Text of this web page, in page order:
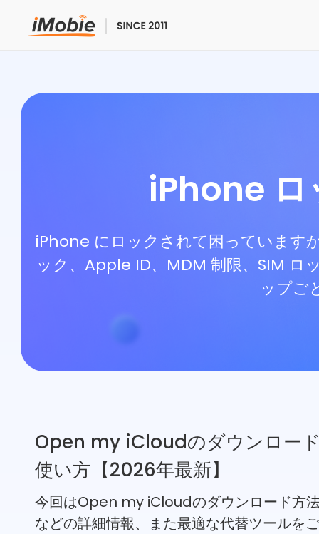
ソリューション
ストア
iPhone ロ
iPhone にロックされて困っています
ック、Apple ID、MDM 制限、SIM ロ
ップご
Open my iCloudのダウンロー
使い方【2026年最新】
今回はOpen my iCloudのダウンロード方
などの詳細情報、また最適な代替ツールを